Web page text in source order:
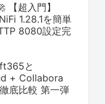
【超入門】
1.28.1を簡単
8080設定完
と
+ Collabora
底比較 第一弾